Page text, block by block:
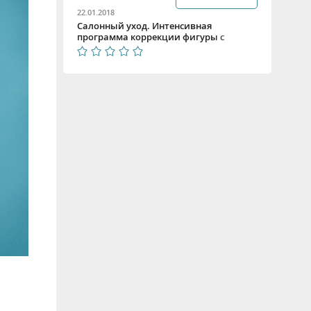
22.01.2018
Салонный уход. Интенсивная
программа коррекции фигуры с
линией CHOCO Beauty Style:
минерализация, лифтинг, питание